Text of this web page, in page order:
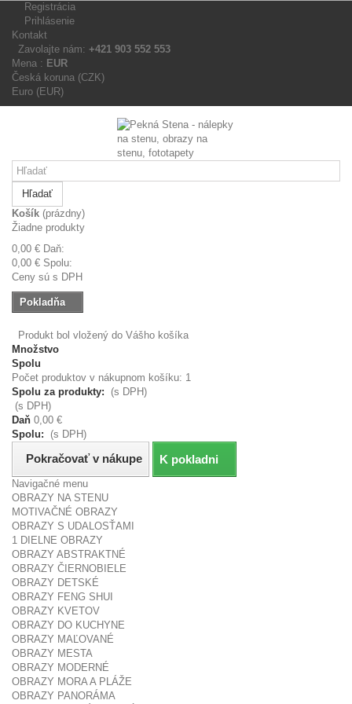
Registrácia
Prihlásenie
Kontakt
Zavolajte nám: +421 903 552 553
Mena : EUR
Česká koruna (CZK)
Euro (EUR)
Hľadať
Košík (prázdny)
Žiadne produkty
0,00 € Daň:
0,00 € Spolu:
Ceny sú s DPH
Pokladňa
Produkt bol vložený do Vášho košíka
Množstvo
Spolu
Počet produktov v nákupnom košíku: 1
Spolu za produkty:
(s DPH)
(s DPH)
Daň 0,00 €
Spolu:
(s DPH)
Pokračovať v nákupe K pokladni
Navigačné menu
OBRAZY NA STENU
MOTIVAČNÉ OBRAZY
OBRAZY S UDALOSŤAMI
1 DIELNE OBRAZY
OBRAZY ABSTRAKTNÉ
OBRAZY ČIERNOBIELE
OBRAZY DETSKÉ
OBRAZY FENG SHUI
OBRAZY KVETOV
OBRAZY DO KUCHYNE
OBRAZY MAĽOVANÉ
OBRAZY MESTA
OBRAZY MODERNÉ
OBRAZY MORA A PLÁŽE
OBRAZY PANORÁMA